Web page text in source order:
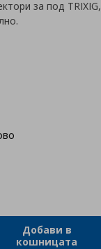
за под TRIXIG,
Добави в
кошницата